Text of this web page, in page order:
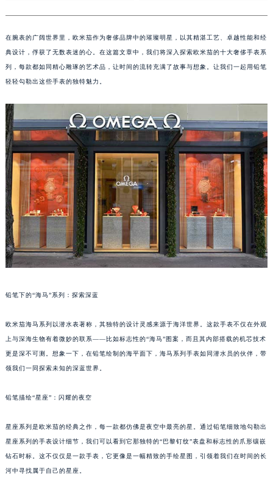
在腕表的广阔世界里，欧米茄作为奢侈品牌中的璀璨明星，以其精湛工艺、卓越性能和经
典设计，俘获了无数表迷的心。在这篇文章中，我们将深入探索欧米茄的十大奢侈手表系
列，每款都如同精心雕琢的艺术品，让时间的流转充满了故事与想象。让我们一起用铅笔
轻轻勾勒出这些手表的独特魅力。
铅笔下的“海马”系列：探索深蓝
欧米茄海马系列以潜水表著称，其独特的设计灵感来源于海洋世界。这款手表不仅在外观
上与深海生物有着微妙的联系——比如标志性的“海马”图案，而且其内部搭载的机芯技术
更是深不可测。想象一下，在铅笔绘制的海平面下，海马系列手表如同潜水员的伙伴，带
领我们一同探索未知的深蓝世界。
铅笔描绘“星座”：闪耀的夜空
星座系列是欧米茄的经典之作，每一款都仿佛是夜空中最亮的星。通过铅笔细致地勾勒出
星座系列的手表设计细节，我们可以看到它那独特的“巴黎钉纹”表盘和标志性的爪形镶嵌
钻石时标。这不仅仅是一款手表，它更像是一幅精致的手绘星图，引领着我们在时间的长
河中寻找属于自己的星座。